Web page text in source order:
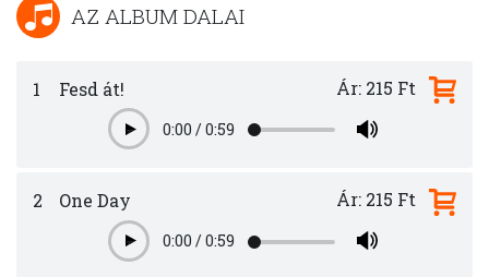
AZ ALBUM DALAI
1 Fesd át!
Play0:00 /0:59
Ár: 215 Ft
2 One Day
Play0:00 /0:59
Ár: 215 Ft